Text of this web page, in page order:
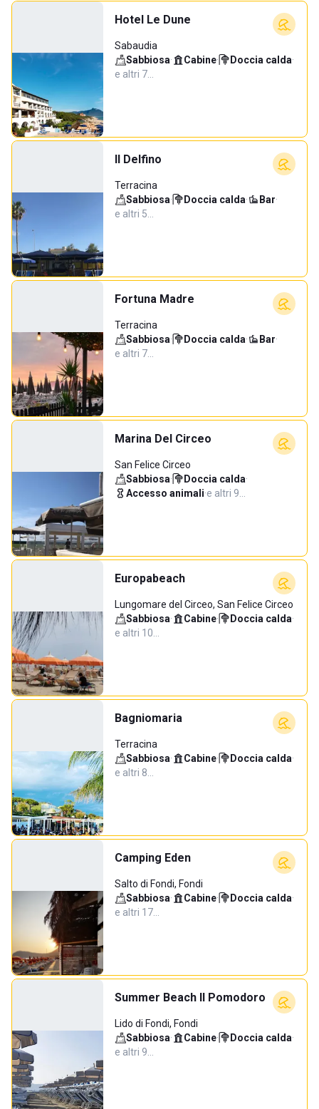
Hotel Le Dune
Sabaudia
Sabbiosa· Cabine· Doccia calda·
e altri 7…
Il Delfino
Terracina
Sabbiosa· Doccia calda· Bar·
e altri 5…
Fortuna Madre
Terracina
Sabbiosa· Doccia calda· Bar·
e altri 7…
Marina Del Circeo
San Felice Circeo
Sabbiosa· Doccia calda·
Accesso animali·e altri 9…
Europabeach
Lungomare del Circeo, San Felice Circeo
Sabbiosa· Cabine· Doccia calda·
e altri 10…
Bagniomaria
Terracina
Sabbiosa· Cabine· Doccia calda·
e altri 8…
Camping Eden
Salto di Fondi, Fondi
Sabbiosa· Cabine· Doccia calda·
e altri 17…
Summer Beach Il Pomodoro
Lido di Fondi, Fondi
Sabbiosa· Cabine· Doccia calda·
e altri 9…